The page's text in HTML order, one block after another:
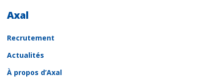
Axal
Recrutement
Actualités
À propos d’Axal